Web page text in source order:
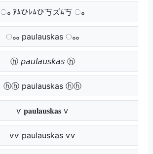
ം ｱﾑひﾚﾑひ丂ズﾑ丂 ം
ംം paulauskas ംം
ⓗ 𝘱𝘢𝘶𝘭𝘢𝘶𝘴𝘬𝘢𝘴 ⓗ
ⓗⓗ paulauskas ⓗⓗ
ѵ 𝐩𝐚𝐮𝐥𝐚𝐮𝐬𝐤𝐚𝐬 ѵ
ѵѵ paulauskas ѵѵ